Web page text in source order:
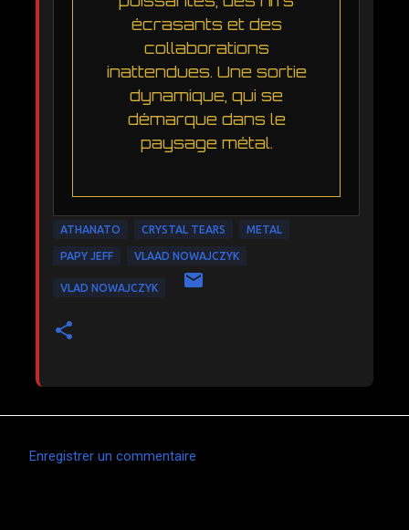
écrasants et des
collaborations
inattendues. Une sortie
dynamique, qui se
démarque dans le
paysage métal.
ATHANATO CRYSTAL TEARS METAL
PAPY JEFF VLAAD NOWAJCZYK
VLAD NOWAJCZYK
Enregistrer un commentaire